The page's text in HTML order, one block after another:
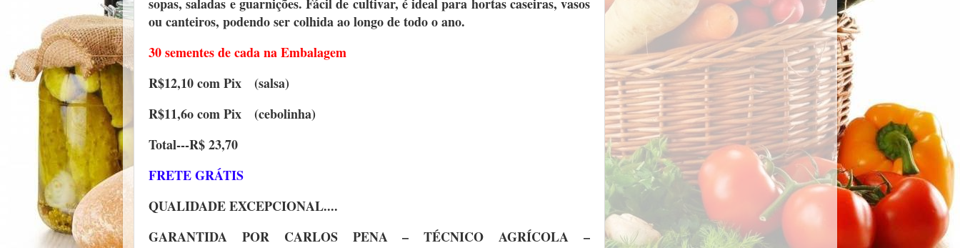
sopas, saladas e guarnições. Fácil de cultivar, é ideal para hortas caseiras, vasos
ou canteiros, podendo ser colhida ao longo de todo o ano.
30 sementes de cada na Embalagem
R$12,10 com Pix (salsa)
R$11,6o com Pix (cebolinha)
Total---R$ 23,70
FRETE GRÁTIS
QUALIDADE EXCEPCIONAL....
GARANTIDA POR CARLOS PENA – TÉCNICO AGRÍCOLA –